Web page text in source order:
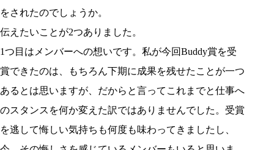
をされたのでしょうか。
伝えたいことが2つありました。
1つ目はメンバーへの想いです。私が今回Buddy賞を受
賞できたのは、もちろん下期に成果を残せたことが一つ
あるとは思いますが、だからと言ってこれまでと仕事へ
のスタンスを何か変えた訳ではありませんでした。受賞
を逃して悔しい気持ちも何度も味わってきましたし、